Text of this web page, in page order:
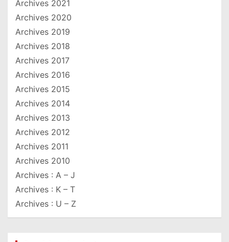
Archives 2021
Archives 2020
Archives 2019
Archives 2018
Archives 2017
Archives 2016
Archives 2015
Archives 2014
Archives 2013
Archives 2012
Archives 2011
Archives 2010
Archives : A – J
Archives : K – T
Archives : U – Z